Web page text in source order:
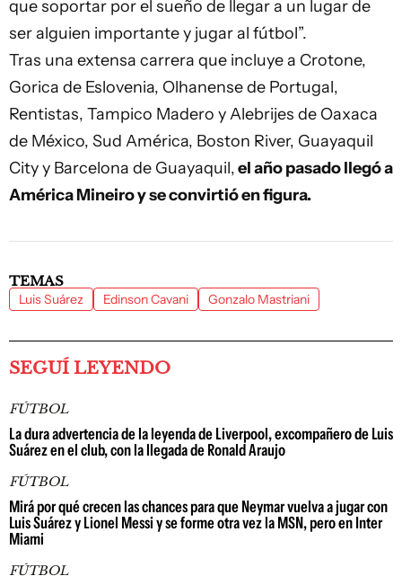
que soportar por el sueño de llegar a un lugar de
ser alguien importante y jugar al fútbol”.
Tras una extensa carrera que incluye a Crotone,
Gorica de Eslovenia, Olhanense de Portugal,
Rentistas, Tampico Madero y Alebrijes de Oaxaca
de México, Sud América, Boston River, Guayaquil
City y Barcelona de Guayaquil,el año pasado llegó a
América Mineiro y se convirtió en figura.
TEMAS
Luis Suárez Edinson Cavani Gonzalo Mastriani
SEGUÍ LEYENDO
FÚTBOL
La dura advertencia de la leyenda de Liverpool, excompañero de Luis
Suárez en el club, con la llegada de Ronald Araujo
FÚTBOL
Mirá por qué crecen las chances para que Neymar vuelva a jugar con
Luis Suárez y Lionel Messi y se forme otra vez la MSN, pero en Inter
Miami
FÚTBOL